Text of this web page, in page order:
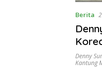
Berita
Denny
Kantung